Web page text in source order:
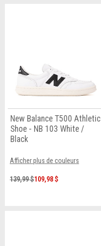
New Balance T500 Athletic
Shoe - NB 103 White /
Black
Afficher plus de couleurs
139,99 $109,98 $